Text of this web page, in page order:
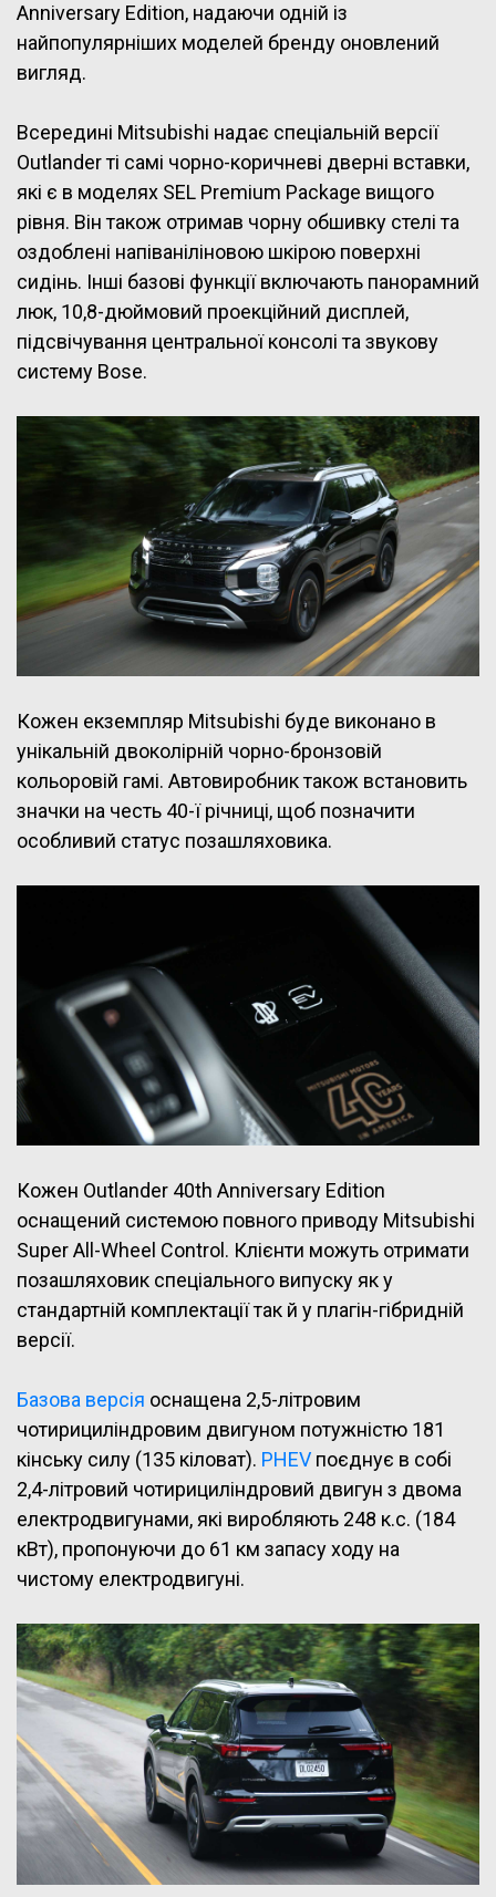
Anniversary Edition, надаючи одній із
найпопулярніших моделей бренду оновлений
вигляд.
Всередині Mitsubishi надає спеціальній версії
Outlander ті самі чорно-коричневі дверні вставки,
які є в моделях SEL Premium Package вищого
рівня. Він також отримав чорну обшивку стелі та
оздоблені напіваніліновою шкірою поверхні
сидінь. Інші базові функції включають панорамний
люк, 10,8-дюймовий проекційний дисплей,
підсвічування центральної консолі та звукову
систему Bose.
Кожен екземпляр Mitsubishi буде виконано в
унікальній двоколірній чорно-бронзовій
кольоровій гамі. Автовиробник також встановить
значки на честь 40-ї річниці, щоб позначити
особливий статус позашляховика.
Кожен Outlander 40th Anniversary Edition
оснащений системою повного приводу Mitsubishi
Super All-Wheel Control. Клієнти можуть отримати
позашляховик спеціального випуску як у
стандартній комплектації так й у плагін-гібридній
версії.
Базова версія оснащена 2,5-літровим
чотирициліндровим двигуном потужністю 181
кінську силу (135 кіловат). PHEV поєднує в собі
2,4-літровий чотирициліндровий двигун з двома
електродвигунами, які виробляють 248 к.с. (184
кВт), пропонуючи до 61 км запасу ходу на
чистому електродвигуні.